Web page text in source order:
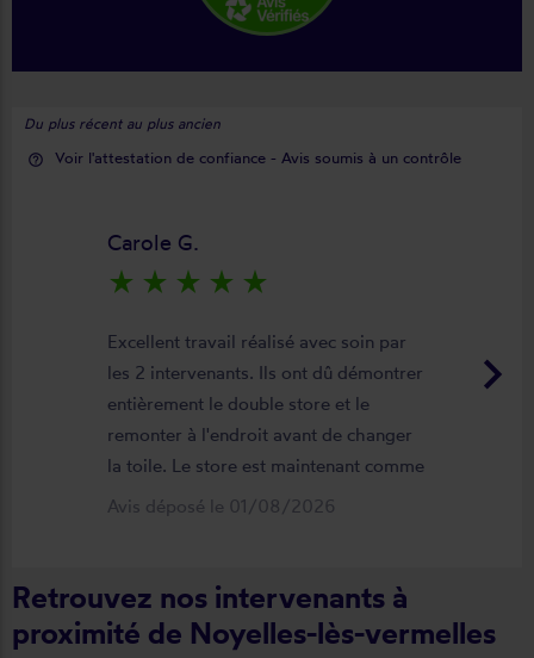
Du plus récent au plus ancien
help_outline Voir l'attestation de confiance - Avis soumis à un contrôle
keyboard_arrow_right
Carole G.
star_rate star_rate star_rate star_rate star_rate
Excellent travail réalisé avec soin par
les 2 intervenants. Ils ont dû démontrer
entièrement le double store et le
remonter à l'endroit avant de changer
la toile. Le store est maintenant comme
neuf, parfaitement positionné et
Avis déposé le 01/08/2026
Retrouvez nos intervenants à
proximité de Noyelles-lès-vermelles